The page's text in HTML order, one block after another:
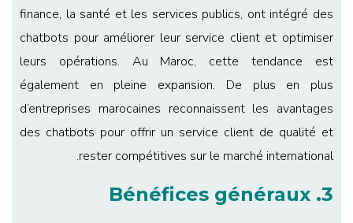
finance, la santé et les services publics, ont intégré des
chatbots pour améliorer leur service client et optimiser
leurs opérations. Au Maroc, cette tendance est
également en pleine expansion. De plus en plus
d’entreprises marocaines reconnaissent les avantages
des chatbots pour offrir un service client de qualité et
rester compétitives sur le marché international.
3. Bénéfices généraux